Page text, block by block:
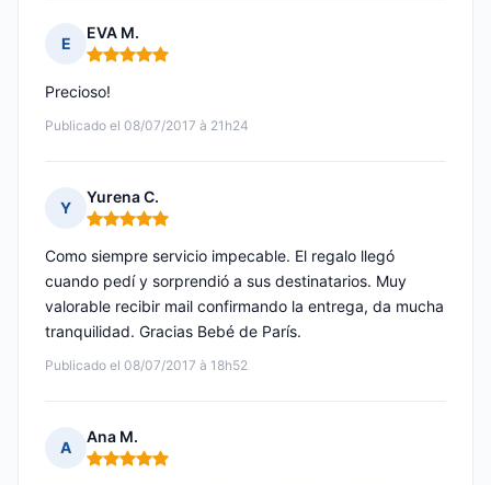
E
EVA M.
Nota: 5 de 5
Publicado el 08/07/2017 à 21h24
Precioso!
Y
Yurena C.
Nota: 5 de 5
Publicado el 08/07/2017 à 18h52
Como siempre servicio impecable. El regalo llegó
cuando pedí y sorprendió a sus destinatarios. Muy
valorable recibir mail confirmando la entrega, da mucha
tranquilidad. Gracias Bebé de París.
A
Ana M.
Nota: 5 de 5